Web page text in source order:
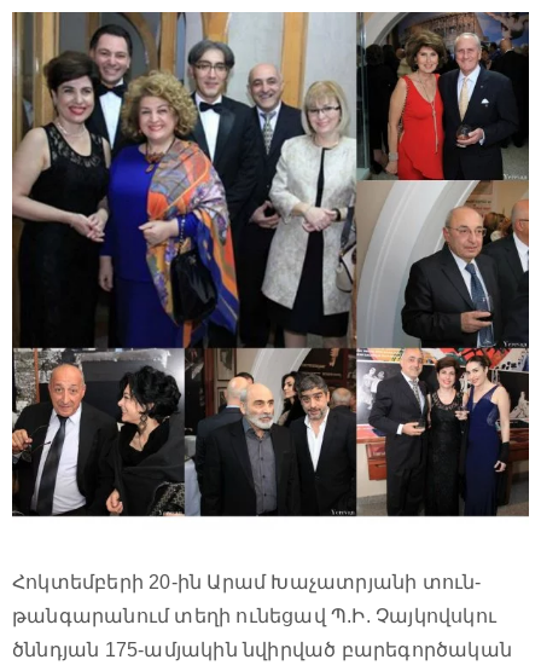
Հոկտեմբերի 20-ին Արամ Խաչատրյանի տուն-
թանգարանում տեղի ունեցավ Պ.Ի. Չայկովսկու
ծննդյան 175-ամյակին նվիրված բարեգործական